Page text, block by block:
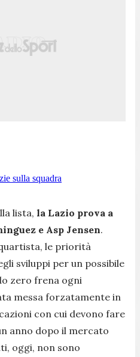
sulla squadra
lista, la Lazio prova a
e Asp Jensen.
le priorità
sviluppi per un possibile
zero frena ogni
messa forzatamente in
con cui devono fare
anno dopo il mercato
oggi, non sono